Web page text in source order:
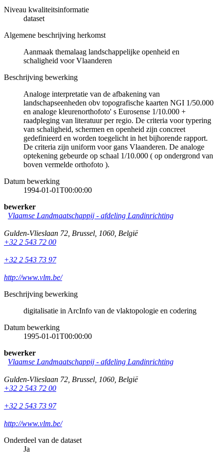
Niveau kwaliteitsinformatie
dataset
Algemene beschrijving herkomst
Aanmaak themalaag landschappelijke openheid en
schaligheid voor Vlaanderen
Beschrijving bewerking
Analoge interpretatie van de afbakening van
landschapseenheden obv topografische kaarten NGI 1/50.000
en analoge kleurenorthofoto' s Eurosense 1/10.000 +
raadpleging van literatuur per regio. De criteria voor typering
van schaligheid, schermen en openheid zijn concreet
gedefinieerd en worden toegelicht in het bijhorende rapport.
De criteria zijn uniform voor gans Vlaanderen. De analoge
optekening gebeurde op schaal 1/10.000 ( op ondergrond van
boven vermelde orthofoto ).
Datum bewerking
1994-01-01T00:00:00
bewerker
Vlaamse Landmaatschappij - afdeling Landinrichting
Gulden-Vlieslaan 72, Brussel, 1060, België
+32 2 543 72 00
+32 2 543 73 97
http://www.vlm.be/
Beschrijving bewerking
digitalisatie in ArcInfo van de vlaktopologie en codering
Datum bewerking
1995-01-01T00:00:00
bewerker
Vlaamse Landmaatschappij - afdeling Landinrichting
Gulden-Vlieslaan 72, Brussel, 1060, België
+32 2 543 72 00
+32 2 543 73 97
http://www.vlm.be/
Onderdeel van de dataset
Ja